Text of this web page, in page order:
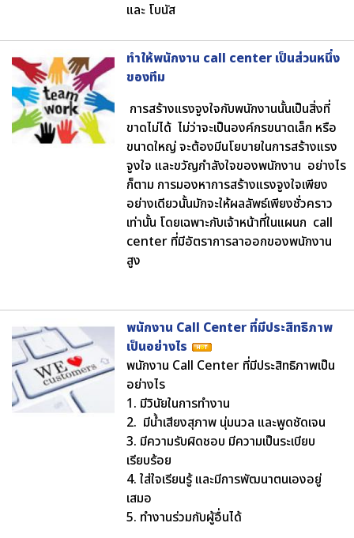
และ โบนัส
ทำให้พนักงาน call center เป็นส่วนหนึ่ง
ของทีม
การสร้างแรงจูงใจกับพนักงานนั้นเป็นสิ่งที่
ขาดไม่ได้ ไม่ว่าจะเป็นองค์กรขนาดเล็ก หรือ
ขนาดใหญ่ จะต้องมีนโยบายในการสร้างแรง
จูงใจ และขวัญกำลังใจของพนักงาน อย่างไร
ก็ตาม การมองหาการสร้างแรงจูงใจเพียง
อย่างเดียวนั้นมักจะให้ผลลัพธ์เพียงชั่วคราว
เท่านั้น โดยเฉพาะกับเจ้าหน้าที่ในแผนก call
center ที่มีอัตราการลาออกของพนักงาน
สูง
พนักงาน Call Center ที่มีประสิทธิภาพ
เป็นอย่างไร
พนักงาน Call Center ที่มีประสิทธิภาพเป็น
อย่างไร
1. มีวินัยในการทำงาน
2. มีน้ำเสียงสุภาพ นุ่มนวล และพูดชัดเจน
3. มีความรับผิดชอบ มีความเป็นระเบียบ
เรียบร้อย
4. ใส่ใจเรียนรู้ และมีการพัฒนาตนเองอยู่
เสมอ
5. ทำงานร่วมกับผู้อื่นได้